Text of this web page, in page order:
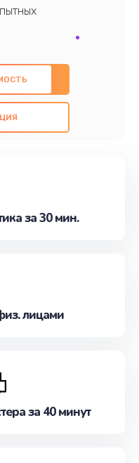
знаниями и
ремонт с
компонентов, а
всех
- предоставить
записаться на
за 30 мин.
лицами
за 40 минут